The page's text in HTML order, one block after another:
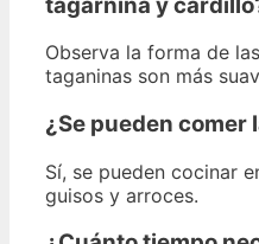
Observa la forma de
taganinas son más
¿Se pueden comer
Sí, se pueden cocinar
guisos y arroces.